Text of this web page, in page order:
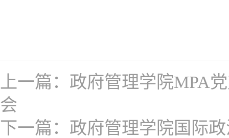
上一篇： 政府管理学院MPA
会
下一篇： 政府管理学院国际